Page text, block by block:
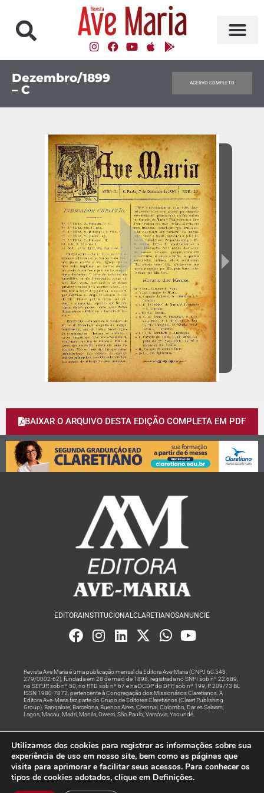
Dezembro/1899
– C
ACERVO COMPLETO
BAIXAR O ARQUIVO DESTA EDIÇÃO COMPLETA EM PDF
EDITORA INSTITUCIONALCLARETIANOSANUNCIE
Revista Ave Maria é uma publicação mensal da Editora Ave-Maria (CNPJ 60.543.
279/0002-62), fundada em 28 de maio de 1898, registrada no SNPI sob nº 22.689,
no SEPJR sob nº 50, no RTD sob nº 67 e na DCDP do DFP, sob nº 199, P. 209/73 BL
ISSN 1980-7872, pertencente à Congregação dos Missionários Claretianos. A
Editora Ave-Maria faz parte do Grupo de Editores Claretianos (Claret Publishing
Group). Bangalore; Barcelona; Buenos Aires; Chennai; Colombo; Dar es Salaam;
Lagos; Macau; Madri; Manila; Owerri; São Paulo; Varsóvia; Yaoundé.
Rede
© Todos os Direitos Reservados
Utilizamos dos cookies para registrar as informações sobre sua
experiência de uso em nosso site, bem como as páginas que
visita para aprimorar e facilitar seus acessos. Para conhecer os
tipos de cookies adotados, clique em Definições.